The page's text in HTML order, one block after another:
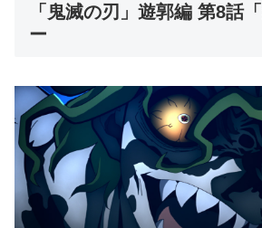
「鬼滅の刃」遊郭編 第8話
ー